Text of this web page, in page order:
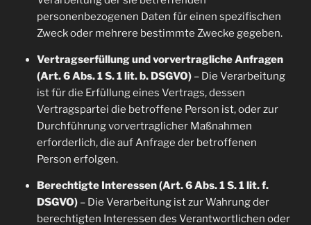
personenbezogenen Daten für einen spezifischen
Zweck oder mehrere bestimmte Zwecke gegeben.
Vertragserfüllung und vorvertragliche Anfragen
(Art. 6 Abs. 1 S. 1 lit. b. DSGVO)– Die Verarbeitung
ist für die Erfüllung eines Vertrags, dessen
Vertragspartei die betroffene Person ist, oder zur
Durchführung vorvertraglicher Maßnahmen
erforderlich, die auf Anfrage der betroffenen
Person erfolgen.
Berechtigte Interessen (Art. 6 Abs. 1 S. 1 lit. f.
DSGVO)– Die Verarbeitung ist zur Wahrung der
berechtigten Interessen des Verantwortlichen oder